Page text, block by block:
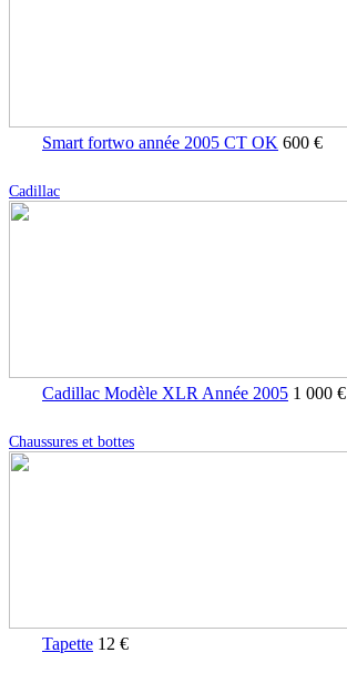
Smart fortwo année 2005 CT OK 600 €
Cadillac
Cadillac Modèle XLR Année 2005 1 000 €
Chaussures et bottes
Tapette 12 €